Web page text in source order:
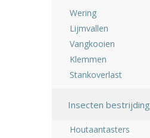
Wering
Lijmvallen
Vangkooien
Klemmen
Stankoverlast
Insecten bestrijding
Houtaantasters